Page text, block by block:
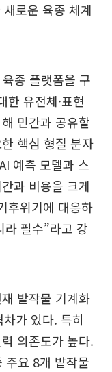
로운 육종 체계
종 플랫폼을 구
유전체·표현
민간과 공유할
핵심 형질 분자
예측 모델과 스
과 비용을 크게
후위기에 대응하
필수”라고 강
밭작물 기계화
가 있다. 특히
의존도가 높다.
주요 8개 밭작물